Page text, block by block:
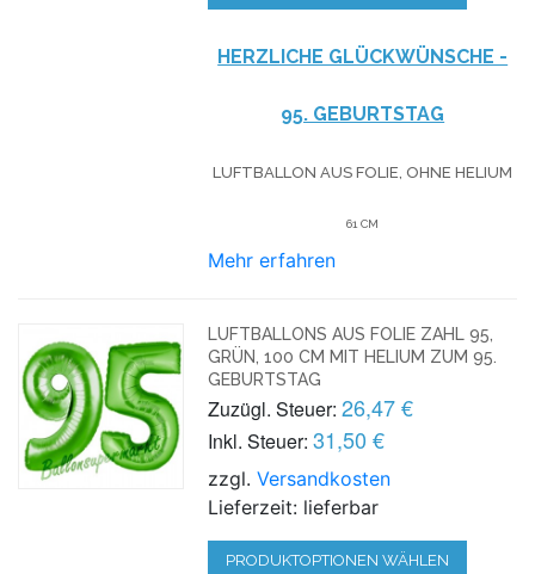
HERZLICHE GLÜCKWÜNSCHE -
95. GEBURTSTAG
LUFTBALLON AUS FOLIE, OHNE HELIUM
61 CM
Mehr erfahren
LUFTBALLONS AUS FOLIE ZAHL 95,
GRÜN, 100 CM MIT HELIUM ZUM 95.
GEBURTSTAG
Zuzügl. Steuer: 26,47 €
Inkl. Steuer: 31,50 €
zzgl.Versandkosten
Lieferzeit: lieferbar
PRODUKTOPTIONEN WÄHLEN